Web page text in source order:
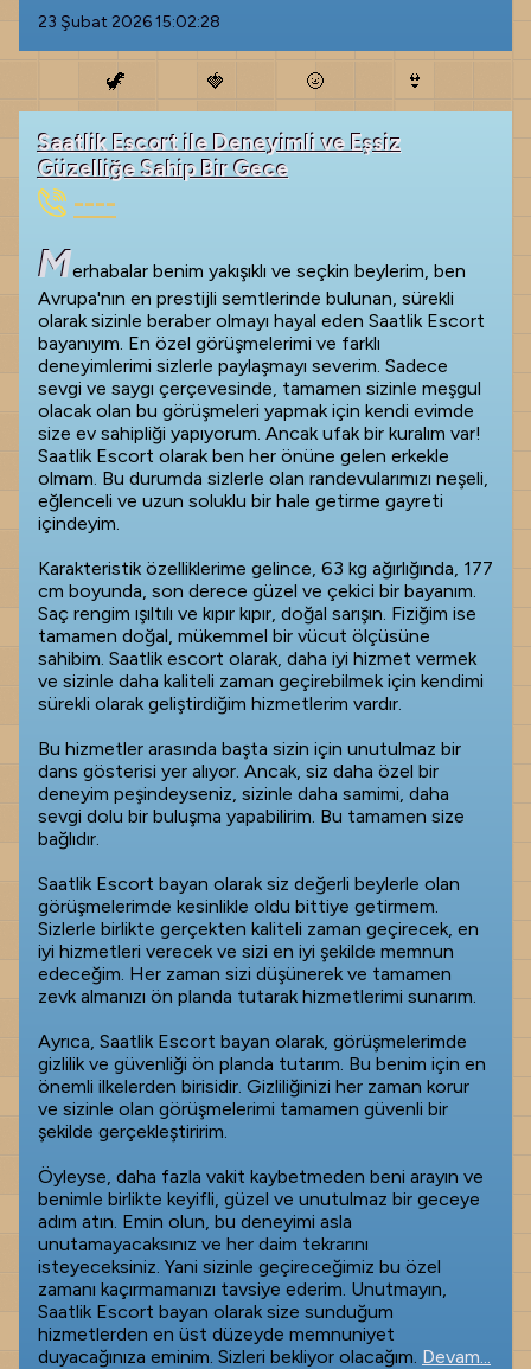
23 Şubat 2026 15:02:28
🦖 🍓 🌝 👙
Saatlik Escort ile Deneyimli ve Eşsiz
Güzelliğe Sahip Bir Gece
----
Merhabalar benim yakışıklı ve seçkin beylerim, ben
Avrupa'nın en prestijli semtlerinde bulunan, sürekli
olarak sizinle beraber olmayı hayal eden Saatlik Escort
bayanıyım. En özel görüşmelerimi ve farklı
deneyimlerimi sizlerle paylaşmayı severim. Sadece
sevgi ve saygı çerçevesinde, tamamen sizinle meşgul
olacak olan bu görüşmeleri yapmak için kendi evimde
size ev sahipliği yapıyorum. Ancak ufak bir kuralım var!
Saatlik Escort olarak ben her önüne gelen erkekle
olmam. Bu durumda sizlerle olan randevularımızı neşeli,
eğlenceli ve uzun soluklu bir hale getirme gayreti
içindeyim.
Karakteristik özelliklerime gelince, 63 kg ağırlığında, 177
cm boyunda, son derece güzel ve çekici bir bayanım.
Saç rengim ışıltılı ve kıpır kıpır, doğal sarışın. Fiziğim ise
tamamen doğal, mükemmel bir vücut ölçüsüne
sahibim. Saatlik escort olarak, daha iyi hizmet vermek
ve sizinle daha kaliteli zaman geçirebilmek için kendimi
sürekli olarak geliştirdiğim hizmetlerim vardır.
Bu hizmetler arasında başta sizin için unutulmaz bir
dans gösterisi yer alıyor. Ancak, siz daha özel bir
deneyim peşindeyseniz, sizinle daha samimi, daha
sevgi dolu bir buluşma yapabilirim. Bu tamamen size
bağlıdır.
Saatlik Escort bayan olarak siz değerli beylerle olan
görüşmelerimde kesinlikle oldu bittiye getirmem.
Sizlerle birlikte gerçekten kaliteli zaman geçirecek, en
iyi hizmetleri verecek ve sizi en iyi şekilde memnun
edeceğim. Her zaman sizi düşünerek ve tamamen
zevk almanızı ön planda tutarak hizmetlerimi sunarım.
Ayrıca, Saatlik Escort bayan olarak, görüşmelerimde
gizlilik ve güvenliği ön planda tutarım. Bu benim için en
önemli ilkelerden birisidir. Gizliliğinizi her zaman korur
ve sizinle olan görüşmelerimi tamamen güvenli bir
şekilde gerçekleştiririm.
Öyleyse, daha fazla vakit kaybetmeden beni arayın ve
benimle birlikte keyifli, güzel ve unutulmaz bir geceye
adım atın. Emin olun, bu deneyimi asla
unutamayacaksınız ve her daim tekrarını
isteyeceksiniz. Yani sizinle geçireceğimiz bu özel
zamanı kaçırmamanızı tavsiye ederim. Unutmayın,
Saatlik Escort bayan olarak size sunduğum
hizmetlerden en üst düzeyde memnuniyet
duyacağınıza eminim. Sizleri bekliyor olacağım. Devam...